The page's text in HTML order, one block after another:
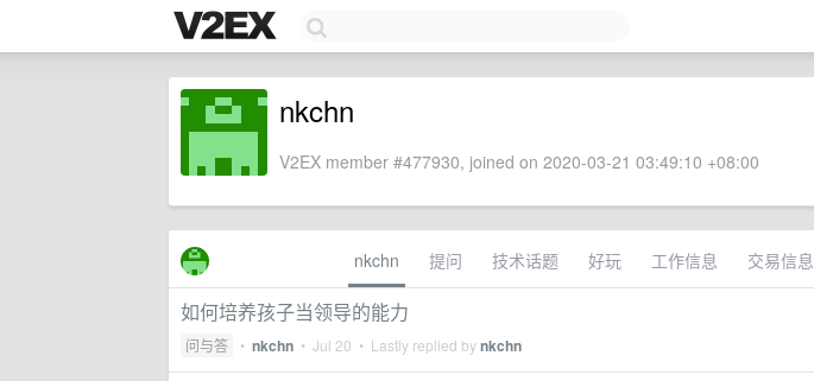
nkchn
V2EX member #477930, joined on 2020-03-21 03:49:10 +08:00
nkchn 提问 技术话题 好玩 工作信息 交易信息
如何培养孩子当领导的能力
问与答 • nkchn • Jul 20 • Lastly replied bynkchn